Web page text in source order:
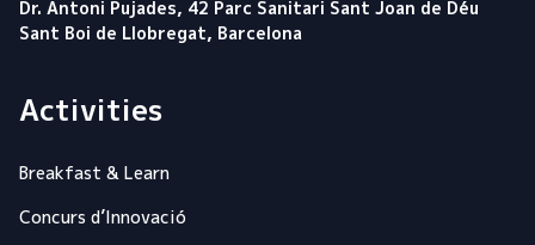
Dr. Antoni Pujades, 42 Parc Sanitari Sant Joan de Déu
Sant Boi de Llobregat, Barcelona
Activities
Breakfast & Learn
Concurs d’Innovació